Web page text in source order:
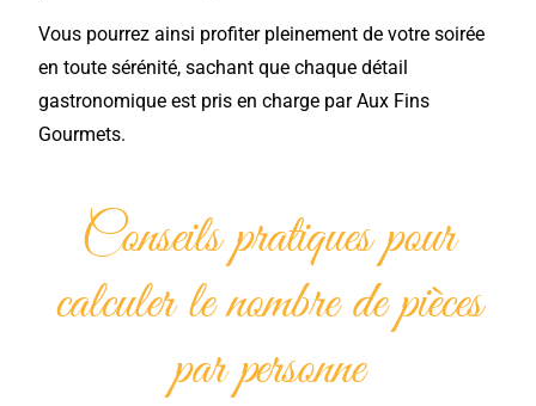
Vous pourrez ainsi profiter pleinement de votre soirée
en toute sérénité, sachant que chaque détail
gastronomique est pris en charge par Aux Fins
Gourmets.
Conseils pratiques pour
calculer le nombre de pièces
par personne